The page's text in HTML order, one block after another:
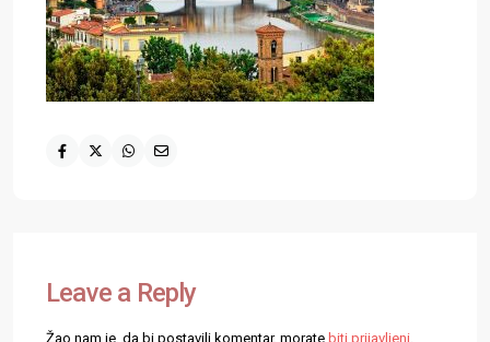
Leave a Reply
Žao nam je, da bi postavili komentar, morate biti prijavljeni.